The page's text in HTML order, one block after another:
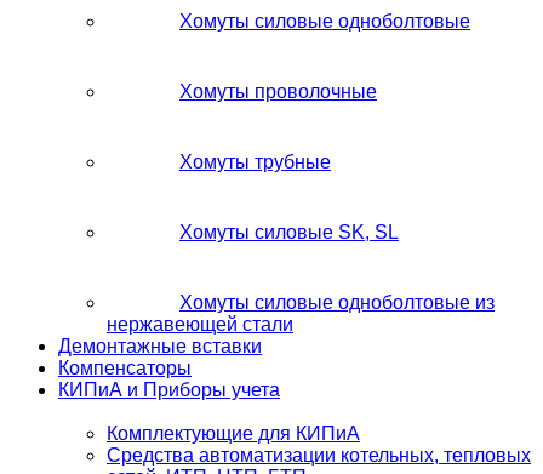
Хомуты силовые одноболтовые
Хомуты проволочные
Хомуты трубные
Хомуты силовые SK, SL
Хомуты силовые одноболтовые из
нержавеющей стали
Демонтажные вставки
Компенсаторы
КИПиА и Приборы учета
Комплектующие для КИПиА
Средства автоматизации котельных, тепловых